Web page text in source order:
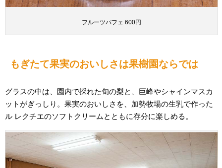
フルーツパフェ 600円
もぎたて果実のおいしさは果樹園ならでは
グラスの中は、園内で採れた旬の梨と、巨峰やシャインマスカ
ットがぎっしり。果実のおいしさを、加勢牧場の生乳で作った
ル レクチエのソフトクリームとともに存分に楽しめる。